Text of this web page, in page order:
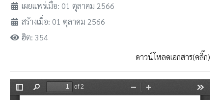
เผยแพร่เมื่อ: 01 ตุลาคม 2566
สร้างเมื่อ: 01 ตุลาคม 2566
ฮิต: 354
ดาวน์โหลดเอกสาร(คลิ๊ก)